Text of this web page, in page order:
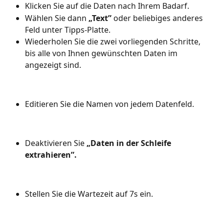
Klicken Sie auf die Daten nach Ihrem Badarf.
Wählen Sie dann „Text” oder beliebiges anderes
Feld unter Tipps-Platte.
Wiederholen Sie die zwei vorliegenden Schritte,
bis alle von Ihnen gewünschten Daten im
angezeigt sind.
Editieren Sie die Namen von jedem Datenfeld.
Deaktivieren Sie „Daten in der Schleife
extrahieren”.
Stellen Sie die Wartezeit auf 7s ein.